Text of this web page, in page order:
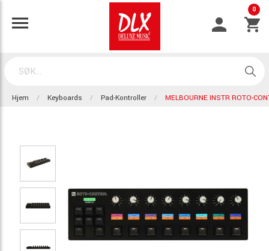
0
Hjem Keyboards Pad-Kontroller MELBOURNE INSTR ROTO-